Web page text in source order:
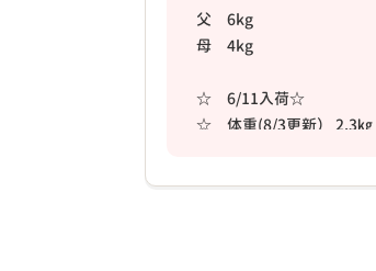
❮
父 6kg
母 4kg
☆ 6/11入荷☆
☆ 体重(8/3更新） 2.3